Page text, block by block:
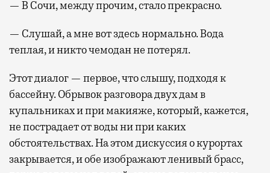
— В Сочи, между прочим, стало прекрасно.
— Слушай, а мне вот здесь нормально. Вода
теплая, и никто чемодан не потерял.
Этот диалог — первое, что слышу, подходя к
бассейну. Обрывок разговора двух дам в
купальниках и при макияже, который, кажется,
не пострадает от воды ни при каких
обстоятельствах. На этом дискуссия о курортах
закрывается, и обе изображают ленивый брасс,